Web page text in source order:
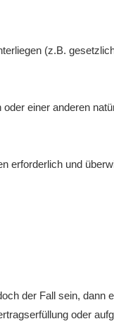
(z.B.
einer anderen
erforderlich und
der Fall sein, dann
oder